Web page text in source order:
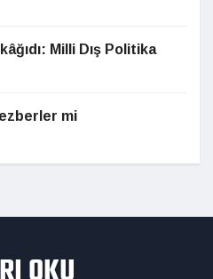
Milli Dış Politika
mi